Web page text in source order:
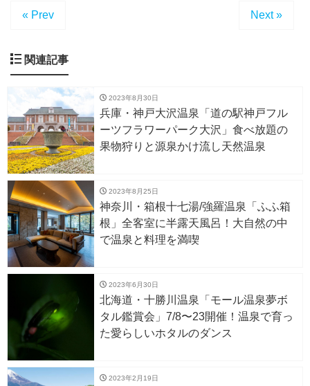
« Prev Next »
関連記事
2023年8月30日
兵庫・神戸大沢温泉「道の駅神戸フル
ーツフラワーパーク大沢」食べ放題の
果物狩りと源泉かけ流し天然温泉
2023年8月25日
神奈川・箱根十七湯/強羅温泉「ふふ箱
根」全客室に半露天風呂！大自然の中
で温泉と料理を満喫
2023年6月30日
北海道・十勝川温泉「モール温泉夢ボ
タル鑑賞会」7/8〜23開催！温泉で育っ
た愛らしいホタルのダンス
2023年2月19日